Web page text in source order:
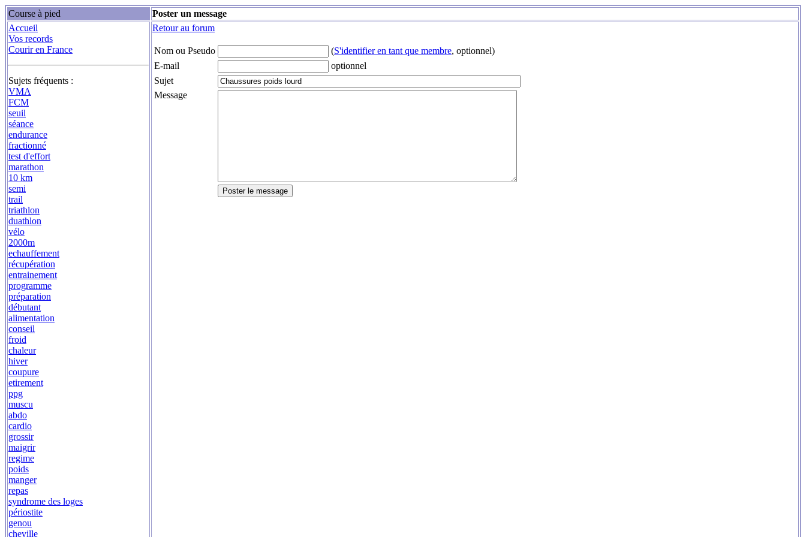
Course à pied
Poster un message
Accueil
Vos records
Courir en France
Sujets fréquents :
VMA
FCM
seuil
séance
endurance
fractionné
test d'effort
marathon
10 km
semi
trail
triathlon
duathlon
vélo
2000m
echauffement
récupération
entrainement
programme
préparation
débutant
alimentation
conseil
froid
chaleur
hiver
coupure
etirement
ppg
muscu
abdo
cardio
grossir
maigrir
regime
poids
manger
repas
syndrome des loges
périostite
genou
cheville
Retour au forum
Nom ou Pseudo (S'identifier en tant que membre, optionnel)
E-mail
optionnel
Sujet
Message